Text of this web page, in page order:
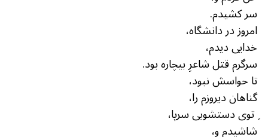
سر کشیدم.
امروز در دانشگاه،
خدایی دیدم،
سرگرم قتل شاعرِ بیچاره بود.
تا حواسش نبود،
گناهان دیروزم را،
ِ توی دستشویی سرپا،
شاشیدم و،